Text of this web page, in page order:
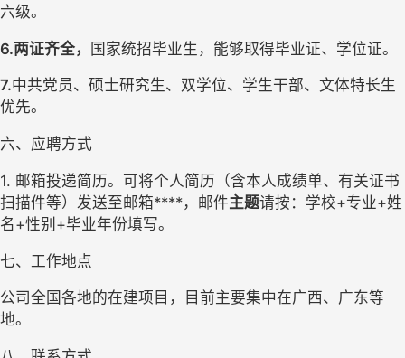
六级。
6.两证齐全， 国家统招毕业生，能够取得毕业证、学位证。
7.中共党员、硕士研究生、双学位、学生干部、文体特长生
优先。
六、应聘方式
1. 邮箱投递简历。可将个人简历（含本人成绩单、有关证书
扫描件等）发送至邮箱****，邮件主题请按： 学校+专业+姓
名+性别+毕业年份填写。
七、 工作地点
公司全国各地的在建项目，目前主要集中在广西、广东等
地。